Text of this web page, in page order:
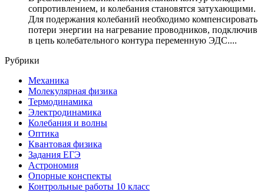
сопротивлением, и колебания становятся затухающими.
Для подержания колебаний необходимо компенсировать
потери энергии на нагревание проводников, подключив
в цепь колебательного контура переменную ЭДС....
Рубрики
Механика
Молекулярная физика
Термодинамика
Электродинамика
Колебания и волны
Оптика
Квантовая физика
Задания ЕГЭ
Астрономия
Опорные конспекты
Контрольные работы 10 класс